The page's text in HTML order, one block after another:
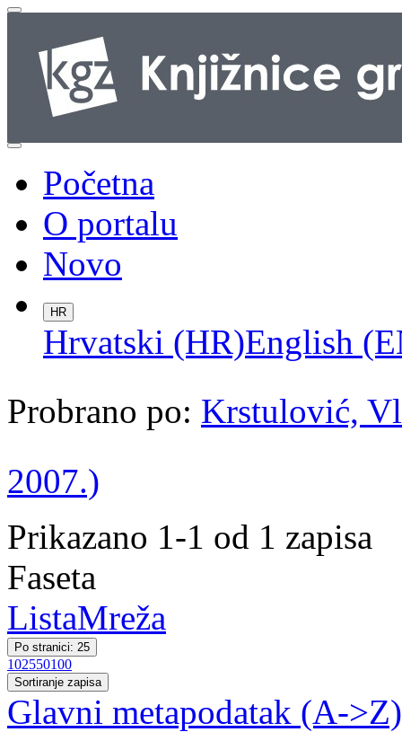
Početna
O portalu
Novo
HR
Hrvatski (HR)English
Probrano po: Krstulović,
2007.)
Prikazano 1-1 od 1 zapisa
Faseta
ListaMreža
Po stranici: 25
102550100
Sortiranje zapisa
Glavni metapodatak (A->Z)